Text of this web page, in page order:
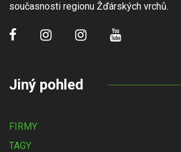
současnosti regionu Žďárských vrchů.
Jiný pohled
FIRMY
TAGY